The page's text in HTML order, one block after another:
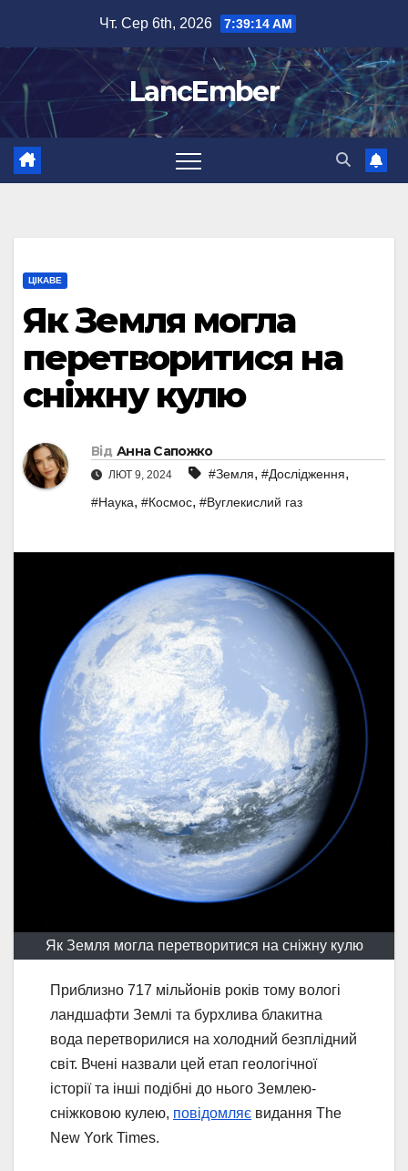
вмісту
Чт. Сер 6th, 2026 7:39:15 AM
LancEmber
ЦІКАВЕ
Як Земля могла
перетворитися на
сніжну кулю
Від Анна Сапожко
ЛЮТ 9, 2024 #Земля, #Дослідження,
#Наука, #Космос, #Вуглекислий газ
Як Земля могла перетворитися на сніжну кулю
Приблизно 717 мільйонів років тому вологі
ландшафти Землі та бурхлива блакитна
вода перетворилися на холодний безплідний
світ. Вчені назвали цей етап геологічної
історії та інші подібні до нього Землею-
сніжковою кулею, повідомляє видання The
New York Times.